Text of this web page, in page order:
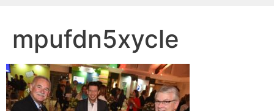
mpufdn5xycle